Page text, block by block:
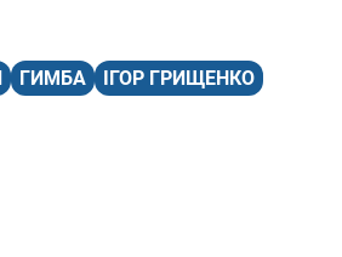
ГИМБА ІГОР ГРИЩЕНКО